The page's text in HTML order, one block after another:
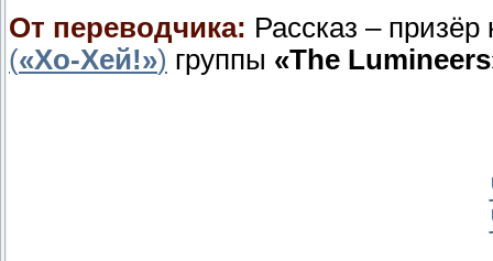
От переводчика: Рассказ –
(«Хо-Хей!») группы «The